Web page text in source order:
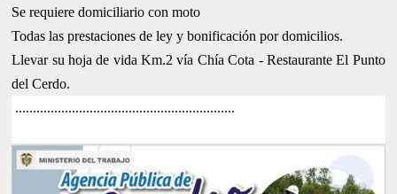
Se requiere domiciliario con moto
Todas las prestaciones de ley y bonificación por domicilios.
Llevar su hoja de vida Km.2 vía Chía Cota - Restaurante El Punto
del Cerdo.
..............................................................